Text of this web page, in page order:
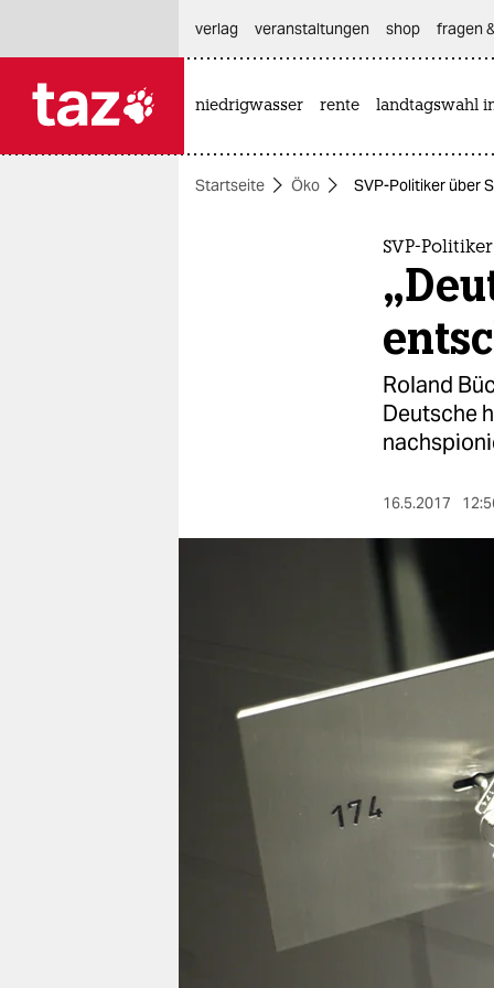
themen
nord
veranstaltungen
unterstützen
genossenschaft
verlag
veranstaltungen shop fragen
niedrigwasser rente landtagswahl
Startseite Öko SVP-Politiker über
SVP-
Roland
Deutsche
16.5.2017